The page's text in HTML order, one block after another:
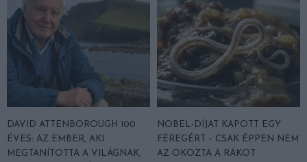
DAVID ATTENBOROUGH 100
ÉVES: AZ EMBER, AKI
MEGTANÍTOTTA A VILÁGNAK,
NOBEL-DÍJAT KAPOTT EGY
FÉREGÉRT – CSAK ÉPPEN NEM
AZ OKOZTA A RÁKOT